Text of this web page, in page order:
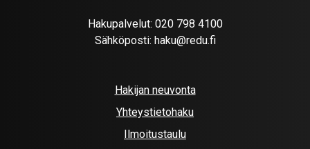
Hakupalvelut: 020 798 4100
Sähköposti: haku@redu.fi
Hakijan neuvonta
Yhteystietohaku
Ilmoitustaulu